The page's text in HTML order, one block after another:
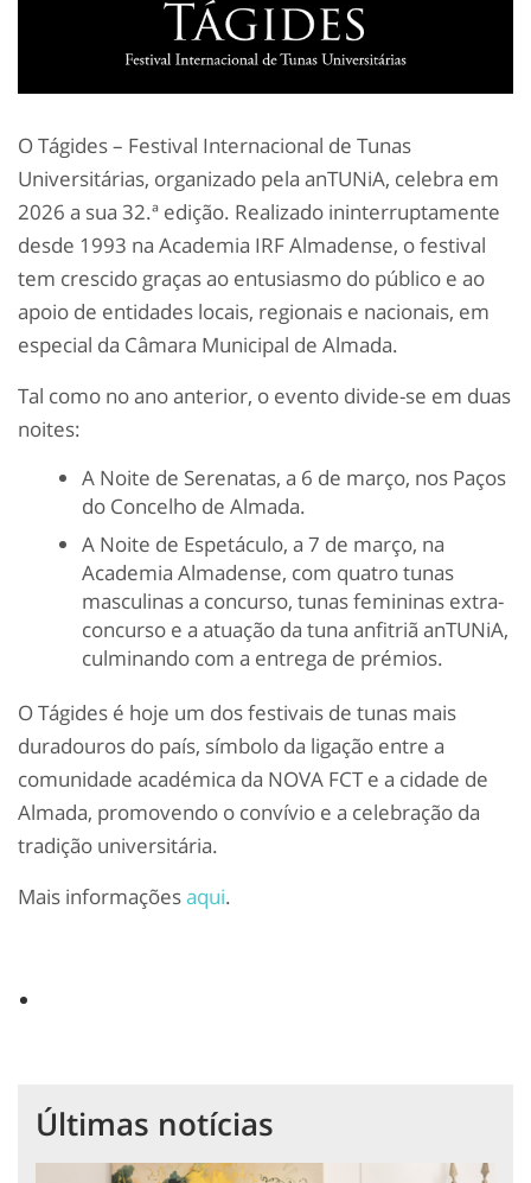
O Tágides – Festival Internacional de Tunas
Universitárias, organizado pela anTUNiA, celebra em
2026 a sua 32.ª edição. Realizado ininterruptamente
desde 1993 na Academia IRF Almadense, o festival
tem crescido graças ao entusiasmo do público e ao
apoio de entidades locais, regionais e nacionais, em
especial da Câmara Municipal de Almada.
Tal como no ano anterior, o evento divide-se em duas
noites:
A Noite de Serenatas, a 6 de março, nos Paços
do Concelho de Almada.
A Noite de Espetáculo, a 7 de março, na
Academia Almadense, com quatro tunas
masculinas a concurso, tunas femininas extra-
concurso e a atuação da tuna anfitriã anTUNiA,
culminando com a entrega de prémios.
O Tágides é hoje um dos festivais de tunas mais
duradouros do país, símbolo da ligação entre a
comunidade académica da NOVA FCT e a cidade de
Almada, promovendo o convívio e a celebração da
tradição universitária.
Mais informaçõesaqui.
Últimas notícias